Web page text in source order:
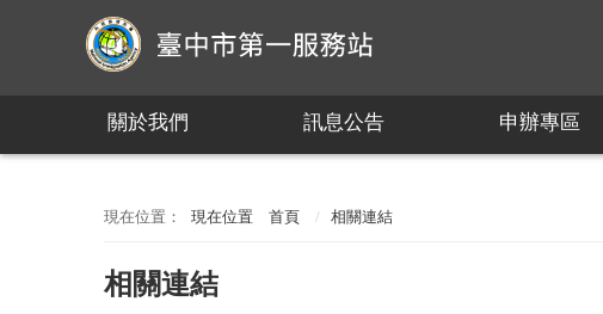
關於我們 訊息公告 申辦專區
現在位置 首頁 相關連結
相關連結